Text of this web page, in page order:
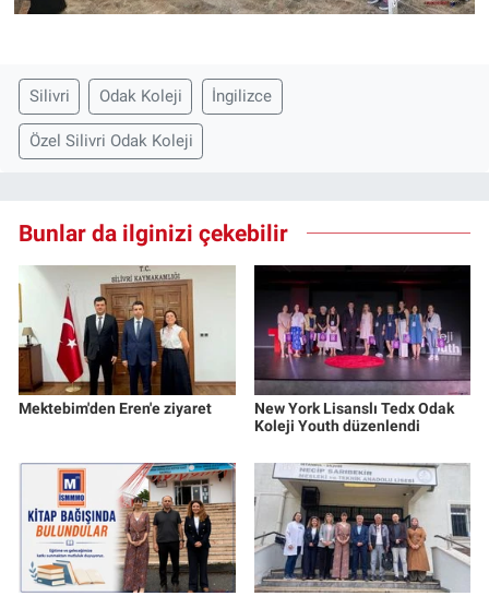
Silivri Odak Koleji İngilizce
Özel Silivri Odak Koleji
Bunlar da ilginizi çekebilir
Mektebim'den Eren'e ziyaret
New York Lisanslı Tedx Odak
Koleji Youth düzenlendi